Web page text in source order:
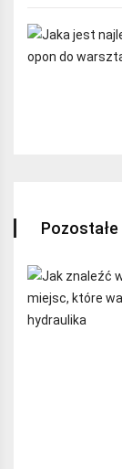
Pozostałe